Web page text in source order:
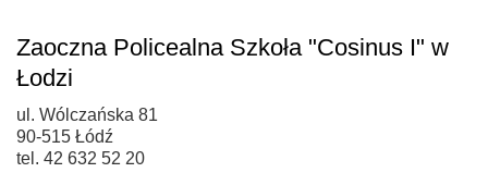
Zaoczna Policealna Szkoła "Cosinus I" w
Łodzi
ul. Wólczańska 81
90-515 Łódź
tel. 42 632 52 20